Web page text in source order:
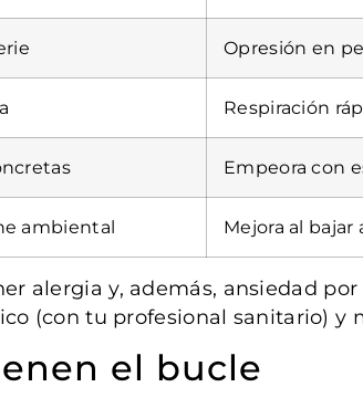
Opresión en
Respiración
Empeora con
ambiental Mejora al
alergia y, además, ansiedad
(con tu profesional sanitario) y
el bucle